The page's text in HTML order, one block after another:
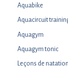
Aquabike
Aquacircuit
Aquagym
Aquagym tonic
Leçons de natation